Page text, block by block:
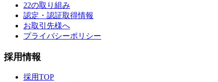
22の取り組み
認定・認証取得情報
お取引先様へ
プライバシーポリシー
採用情報
採用TOP